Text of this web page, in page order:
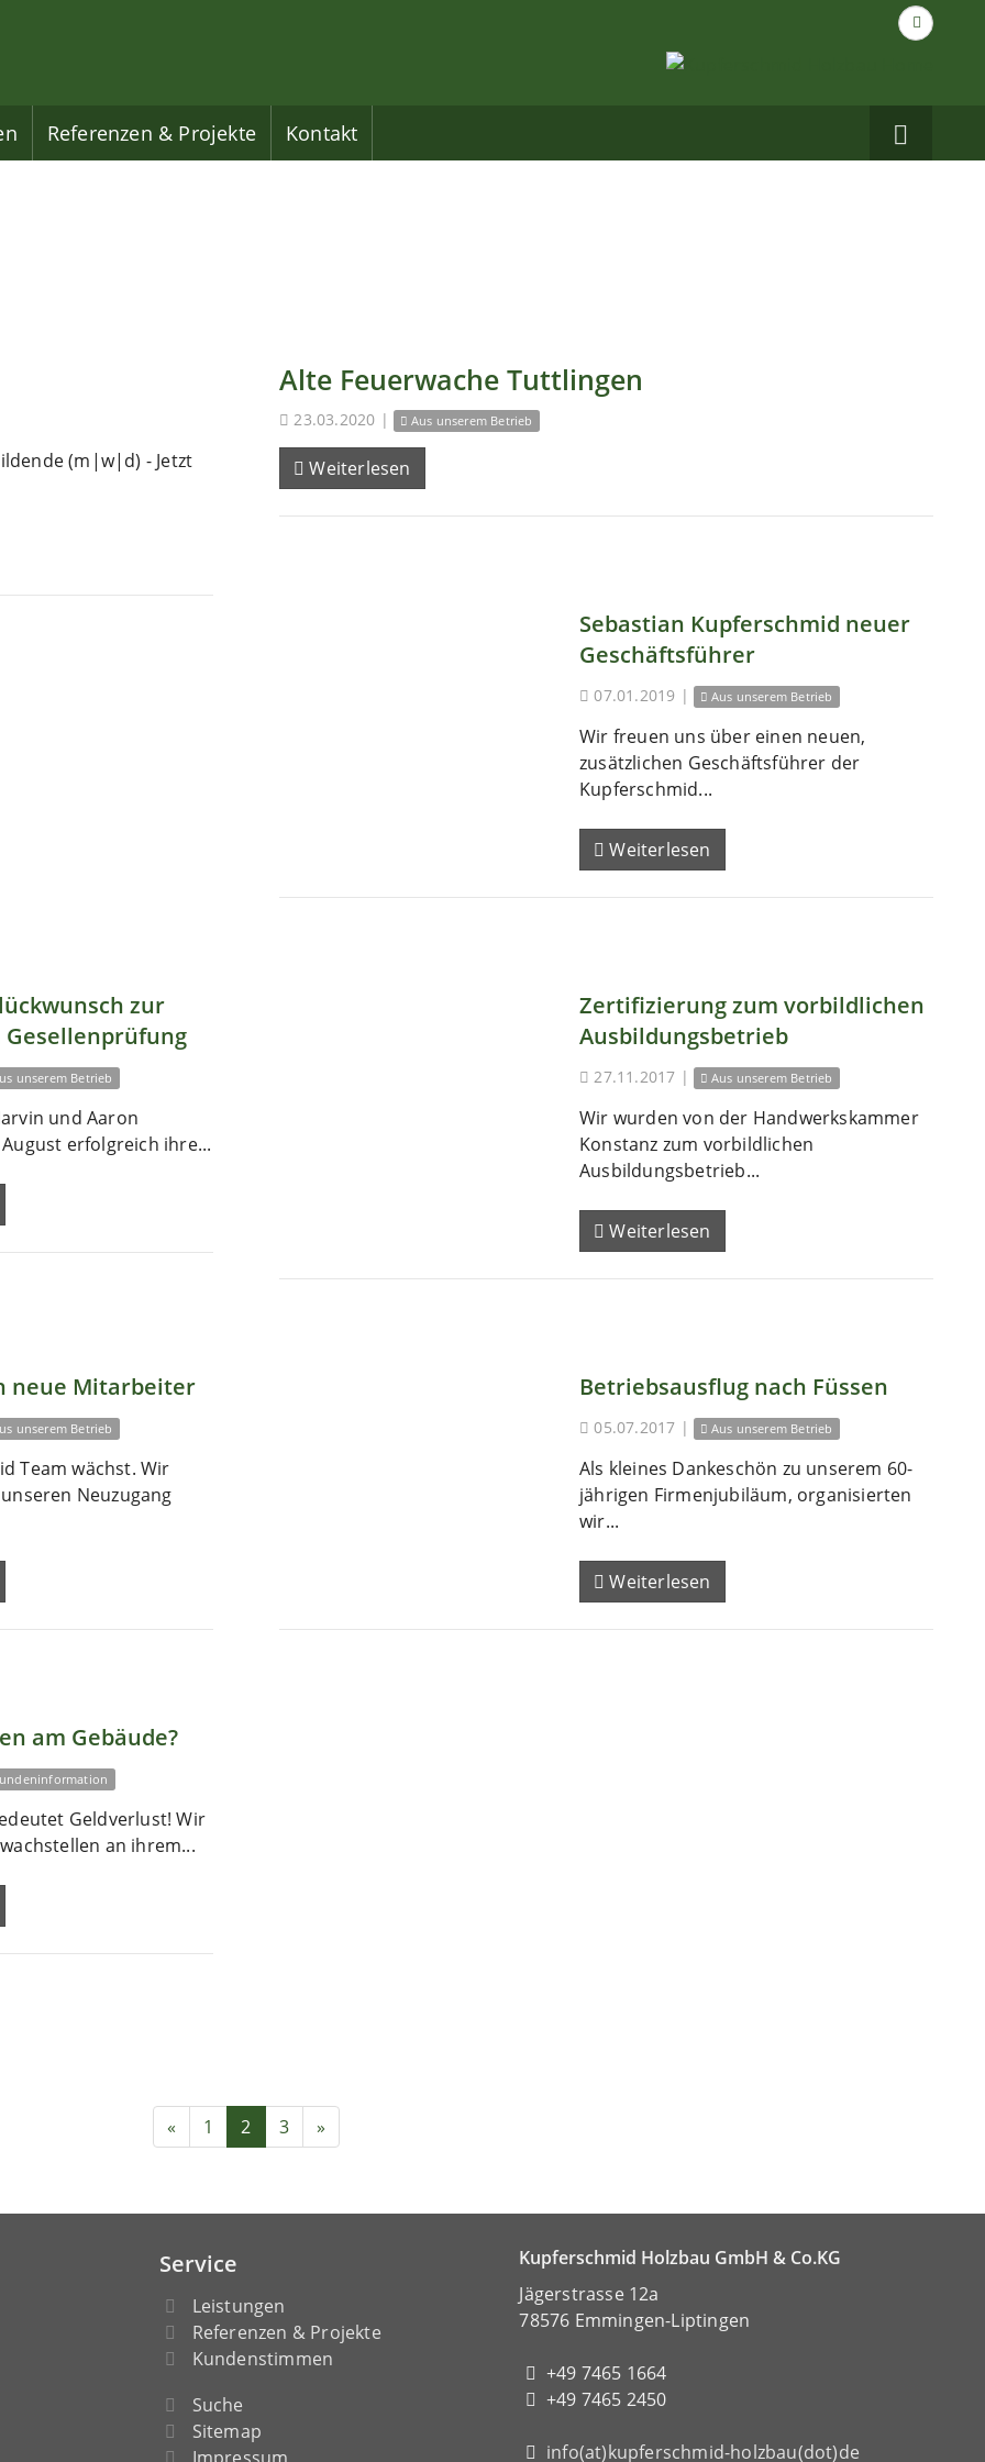
Suche
nach...
Referenzen & Projekte Kontakt
auf
(m|w|d) - Jetzt
Alte Feuerwache Tuttlingen
23.03.2020 | Aus unserem Betrieb
Weiterlesen
Sebastian Kupferschmid neuer
Geschäftsführer
07.01.2019 | Aus unserem Betrieb
Wir freuen uns über einen neuen,
zusätzlichen Geschäftsführer der
Kupferschmid...
Weiterlesen
zur
unserem Betrieb
und Aaron
erfolgreich ihre...
Zertifizierung zum vorbildlichen
Ausbildungsbetrieb
27.11.2017 | Aus unserem Betrieb
Wir wurden von der Handwerkskammer
Konstanz zum vorbildlichen
Ausbildungsbetrieb...
Weiterlesen
neue Mitarbeiter
unserem Betrieb
Team wächst. Wir
Neuzugang
Betriebsausflug nach Füssen
05.07.2017 | Aus unserem Betrieb
Als kleines Dankeschön zu unserem 60-
jährigen Firmenjubiläum, organisierten
wir...
Weiterlesen
am Gebäude?
Geldverlust! Wir
an ihrem...
« 1 2 3 »
Service
Leistungen
Referenzen & Projekte
Kundenstimmen
Suche
Sitemap
Kupferschmid Holzbau GmbH & Co.KG
Jägerstrasse 12a
78576 Emmingen-Liptingen
+49 7465 1664
+49 7465 2450
info(at)kupferschmid-holzbau(dot)de